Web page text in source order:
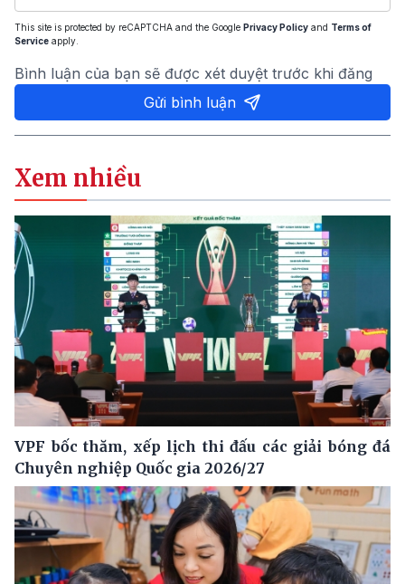
This site is protected by reCAPTCHA and the Google Privacy Policy and Terms of
Service apply.
Bình luận của bạn sẽ được xét duyệt trước khi đăng
Gửi bình luận
Xem nhiều
VPF bốc thăm, xếp lịch thi đấu các giải bóng đá
Chuyên nghiệp Quốc gia 2026/27